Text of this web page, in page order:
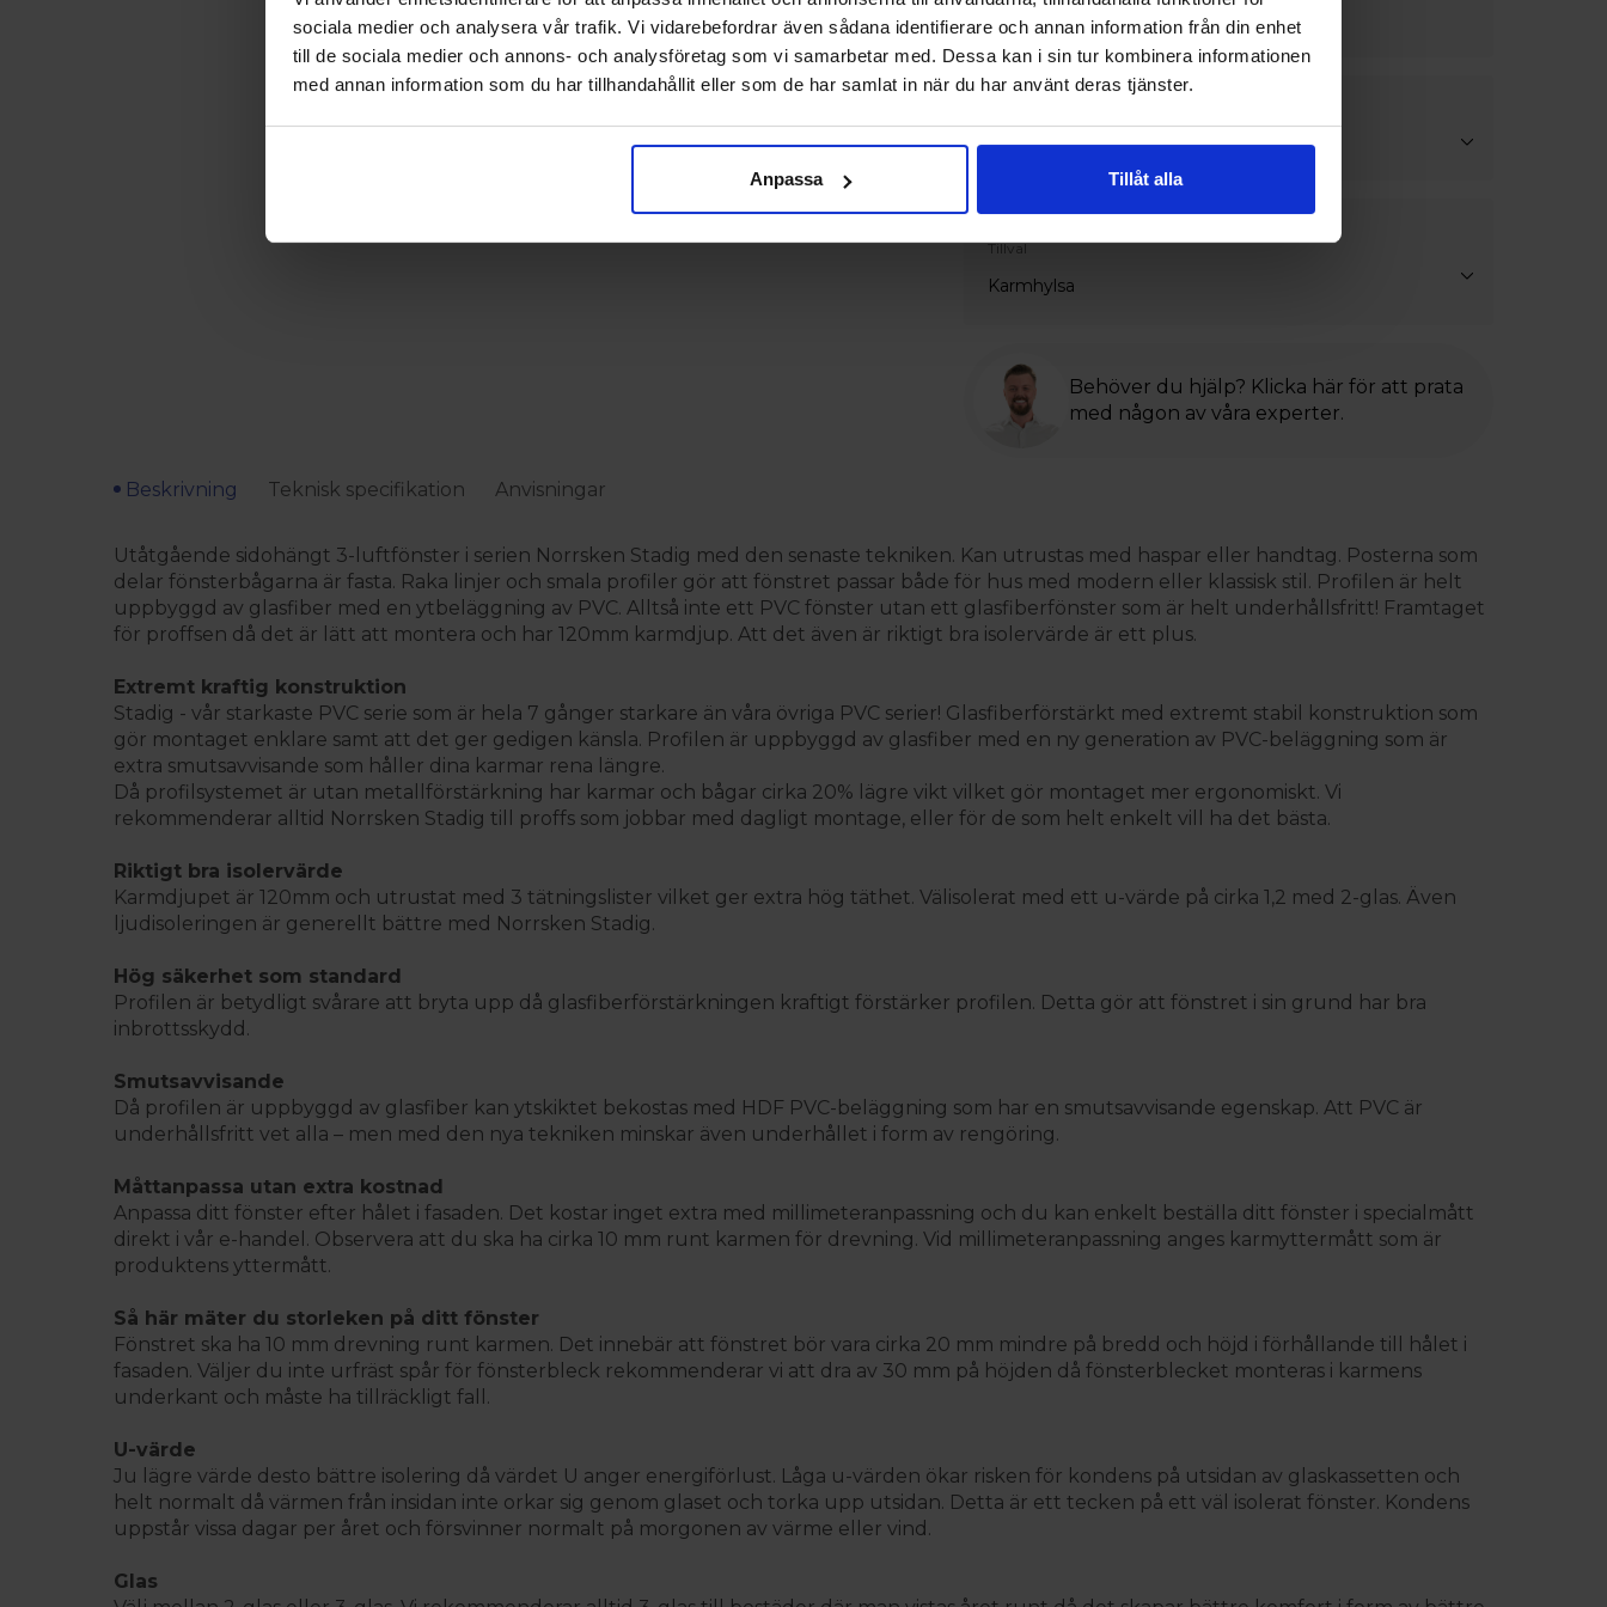
sociala medier och analysera vår trafik. Vi vidarebefordrar även sådana identifierare och annan information från din enhet
till de sociala medier och annons- och analysföretag som vi samarbetar med. Dessa kan i sin tur kombinera informationen
med annan information som du har tillhandahållit eller som de har samlat in när du har använt deras tjänster.
Anpassa Tillåt alla
Vit
Spröjs och mittpost
Ingen
Tillval
Karmhylsa
Behöver du hjälp? Klicka här för att prata
med någon av våra experter.
Beskrivning Teknisk specifikation Anvisningar
Utåtgående sidohängt 3-luftfönster i serien Norrsken Stadig med den senaste tekniken. Kan utrustas med haspar eller handtag. Posterna som
delar fönsterbågarna är fasta. Raka linjer och smala profiler gör att fönstret passar både för hus med modern eller klassisk stil. Profilen är helt
uppbyggd av glasfiber med en ytbeläggning av PVC. Alltså inte ett PVC fönster utan ett glasfiberfönster som är helt underhållsfritt! Framtaget
för proffsen då det är lätt att montera och har 120mm karmdjup. Att det även är riktigt bra isolervärde är ett plus.
Extremt kraftig konstruktion
Stadig - vår starkaste PVC serie som är hela 7 gånger starkare än våra övriga PVC serier! Glasfiberförstärkt med extremt stabil konstruktion som
gör montaget enklare samt att det ger gedigen känsla. Profilen är uppbyggd av glasfiber med en ny generation av PVC-beläggning som är
extra smutsavvisande som håller dina karmar rena längre.
Då profilsystemet är utan metallförstärkning har karmar och bågar cirka 20% lägre vikt vilket gör montaget mer ergonomiskt. Vi
rekommenderar alltid Norrsken Stadig till proffs som jobbar med dagligt montage, eller för de som helt enkelt vill ha det bästa.
Riktigt bra isolervärde
Karmdjupet är 120mm och utrustat med 3 tätningslister vilket ger extra hög täthet. Välisolerat med ett u-värde på cirka 1,2 med 2-glas. Även
ljudisoleringen är generellt bättre med Norrsken Stadig.
Hög säkerhet som standard
Profilen är betydligt svårare att bryta upp då glasfiberförstärkningen kraftigt förstärker profilen. Detta gör att fönstret i sin grund har bra
inbrottsskydd.
Smutsavvisande
Då profilen är uppbyggd av glasfiber kan ytskiktet bekostas med HDF PVC-beläggning som har en smutsavvisande egenskap. Att PVC är
underhållsfritt vet alla – men med den nya tekniken minskar även underhållet i form av rengöring.
Måttanpassa utan extra kostnad
Anpassa ditt fönster efter hålet i fasaden. Det kostar inget extra med millimeteranpassning och du kan enkelt beställa ditt fönster i specialmått
direkt i vår e-handel. Observera att du ska ha cirka 10 mm runt karmen för drevning. Vid millimeteranpassning anges karmyttermått som är
produktens yttermått.
Så här mäter du storleken på ditt fönster
Fönstret ska ha 10 mm drevning runt karmen. Det innebär att fönstret bör vara cirka 20 mm mindre på bredd och höjd i förhållande till hålet i
fasaden. Väljer du inte urfräst spår för fönsterbleck rekommenderar vi att dra av 30 mm på höjden då fönsterblecket monteras i karmens
underkant och måste ha tillräckligt fall.
U-värde
Ju lägre värde desto bättre isolering då värdet U anger energiförlust. Låga u-värden ökar risken för kondens på utsidan av glaskassetten och
helt normalt då värmen från insidan inte orkar sig genom glaset och torka upp utsidan. Detta är ett tecken på ett väl isolerat fönster. Kondens
uppstår vissa dagar per året och försvinner normalt på morgonen av värme eller vind.
Glas